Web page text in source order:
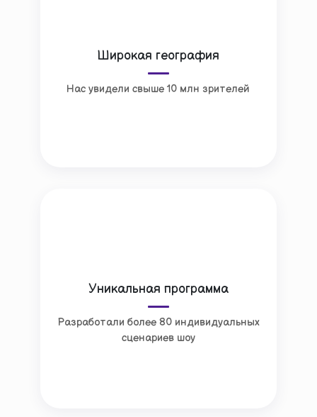
Широкая география
Нас увидели свыше 10 млн зрителей
Уникальная программа
Разработали более 80 индивидуальных
сценариев шоу